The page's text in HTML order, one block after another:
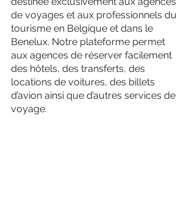
de voyages et aux professionnels du
tourisme en Belgique et dans le
Benelux. Notre plateforme permet
aux agences de réserver facilement
des hôtels, des transferts, des
locations de voitures, des billets
d’avion ainsi que d’autres services de
voyage.